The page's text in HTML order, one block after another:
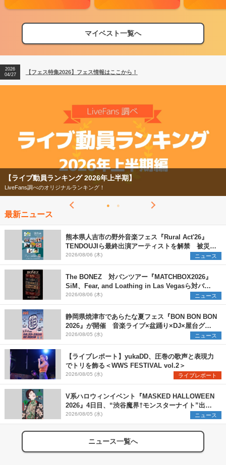
マイベスト一覧へ
【フェス特集2026】フェス情報はここから！
【ライブ動員ランキング】2026年上半期編発表！
2026
04/27
【フェス特集2026】フェス情報はここから！
2026
【フェス特集2026】
今年もフェスの季節がやってきた！
最新ニュース
熊本県人吉市の野外音楽フェス『Rural Act'26』
TENDOUJIら最終出演アーティストを解禁 被災地
支援プロジェクトの始動も発表
2026/08/06 (木) ニュース
The BONEZ 対バンツアー『MATCHBOX2026』
SiM、Fear, and Loathing in Las Vegasら対バン
アーティストを一斉解禁
2026/08/06 (木) ニュース
静岡県焼津市であらたな夏フェス『BON BON BON
2026』が開催 音楽ライブ×盆踊り×DJ×屋台グル
メ×ランタンナイトで彩る2日間
2026/08/05 (水) ニュース
【ライブレポート】yukaDD、圧巻の歌声と表現力
でトリを飾る＜WWS FESTIVAL vol.2＞
2026/08/05 (水) ライブレポート
V系ハロウィンイベント『MASKED HALLOWEEN
2026』4日目、“渋谷魔界†モンスターナイト”出演6
組を発表
2026/08/05 (水) ニュース
ニュース一覧へ